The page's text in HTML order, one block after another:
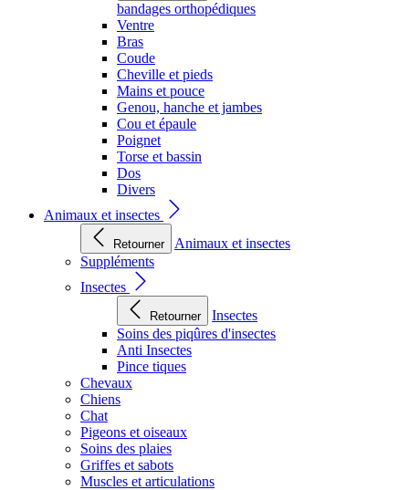
bandages orthopédiques
Ventre
Bras
Coude
Cheville et pieds
Mains et pouce
Genou, hanche et jambes
Cou et épaule
Poignet
Torse et bassin
Dos
Divers
Animaux et insectes
Retourner
Animaux et insectes
Suppléments
Insectes
Retourner
Insectes
Soins des piqûres d'insectes
Anti Insectes
Pince tiques
Chevaux
Chiens
Chat
Pigeons et oiseaux
Soins des plaies
Griffes et sabots
Muscles et articulations